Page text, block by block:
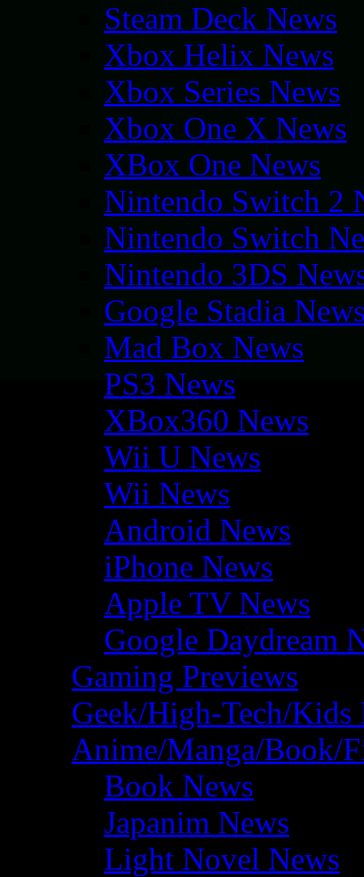
Steam Deck News
Xbox Helix News
Xbox Series News
Xbox One X News
XBox One News
Nintendo Switch 2
Nintendo Switch
Nintendo 3DS
Google Stadia
Mad Box News
PS3 News
XBox360 News
Wii U News
Wii News
Android News
iPhone News
Apple TV News
Google Daydream
Gaming Previews
Geek/High-Tech/Kids
Anime/Manga/Book/
Book News
Japanim News
Light Novel News